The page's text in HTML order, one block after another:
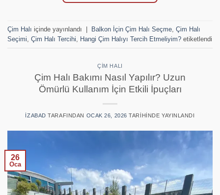
Çim Halı içinde yayınlandı Balkon İçin Çim Halı Seçme Çim Halı
Seçimi Çim Halı Tercihi Hangi Çim Halıyı Tercih Etmeliyim? etiketlendi
ÇIM HALI
Çim Halı Bakımı Nasıl Yapılır? Uzun
Ömürlü Kullanım İçin Etkili İpuçları
IZABAD TARAFINDAN OCAK 26, 2026 TARIHINDE YAYINLANDI
26
Oca